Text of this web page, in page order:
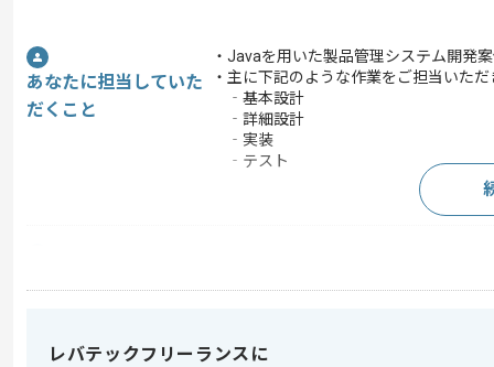
あなたに担当していた
だくこと
・Javaを用いた製品管理システム開発
・主に下記のような作業をご担当いただ
‐基本設計
‐詳細設計
‐実装
‐テスト
・JavaScriptを用いた開発経験
レバテックフリーランスに